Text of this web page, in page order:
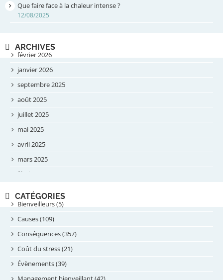
Que faire face à la chaleur intense ?
12/08/2025
ARCHIVES
février 2026
janvier 2026
septembre 2025
août 2025
juillet 2025
mai 2025
avril 2025
mars 2025
février 2025
septembre 2024
août 2024
juillet 2024
juin 2024
mai 2024
CATÉGORIES
Bienveilleurs (5)
Causes (109)
Conséquences (357)
Coût du stress (21)
Évènements (39)